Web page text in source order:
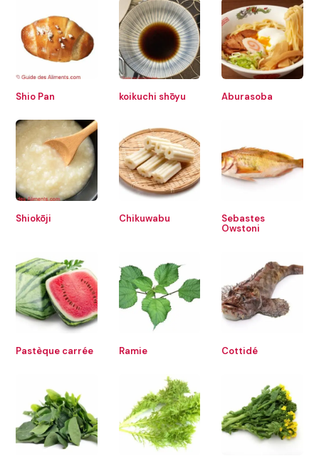
Shio Pan koikuchi shōyu Aburasoba
Shiokōji Chikuwabu
Sebastes
Owstoni
Pastèque carrée Ramie Cottidé